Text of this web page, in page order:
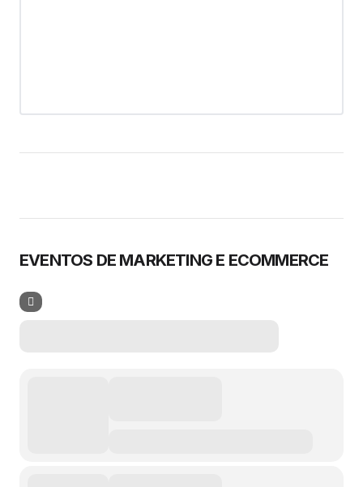
EVENTOS DE MARKETING E ECOMMERCE